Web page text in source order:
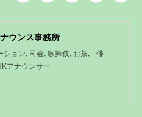
ウンス事務所
ション, 司会, 歌舞伎, お茶, 俳
アナウンサー